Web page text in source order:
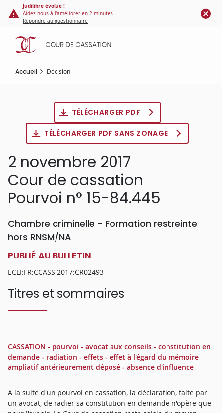
Panneau de gestion des cookies
contenu
principal
Judilibre évolue !
Aidez-nous à l'améliorer en 2 minutes
Répondre au questionnaire
Accueil Décision
TÉLÉCHARGER PDF
TÉLÉCHARGER PDF SANS ZONAGE
2 novembre 2017
Cour de cassation
Pourvoi n° 15-84.445
Chambre criminelle - Formation restreinte
hors RNSM/NA
PUBLIÉ AU BULLETIN
ECLI:FR:CCASS:2017:CR02493
Titres et sommaires
CASSATION - pourvoi - avocat aux conseils - constitution en
demande - radiation - effets - effet à l'égard du mémoire
ampliatif antérieurement déposé - absence d'influence
A la suite d'un pourvoi en cassation, la déclaration, faite par
un avocat, de radier sa constitution en demande n'opère que